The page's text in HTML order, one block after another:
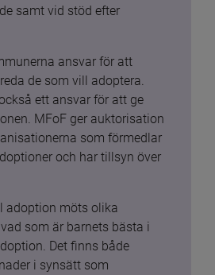
samt vid stöd efter
ansvar för att
de som vill adoptera.
ett ansvar för att ge
MFoF ger auktorisation
som förmedlar
och har tillsyn över
adoption möts olika
som är barnets bästa i
Det finns både
i synsätt som